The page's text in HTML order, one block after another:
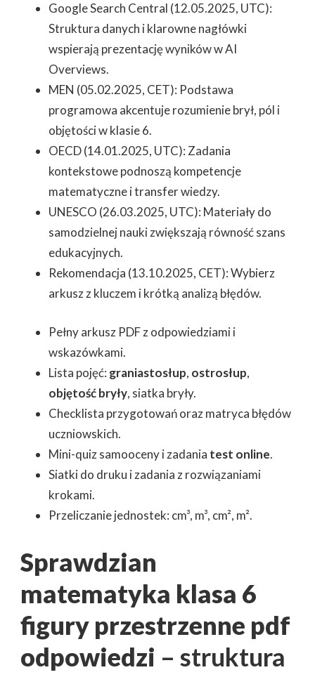
Google Search Central (12.05.2025, UTC):
Struktura danych i klarowne nagłówki
wspierają prezentację wyników w AI
Overviews.
MEN (05.02.2025, CET): Podstawa
programowa akcentuje rozumienie brył, pól i
objętości w klasie 6.
OECD (14.01.2025, UTC): Zadania
kontekstowe podnoszą kompetencje
matematyczne i transfer wiedzy.
UNESCO (26.03.2025, UTC): Materiały do
samodzielnej nauki zwiększają równość szans
edukacyjnych.
Rekomendacja (13.10.2025, CET): Wybierz
arkusz z kluczem i krótką analizą błędów.
Pełny arkusz PDF z odpowiedziami i
wskazówkami.
Lista pojęć: graniastosłup, ostrosłup,
objętość bryły, siatka bryły.
Checklista przygotowań oraz matryca błędów
uczniowskich.
Mini-quiz samooceny i zadania test online.
Siatki do druku i zadania z rozwiązaniami
krokami.
Przeliczanie jednostek: cm³, m³, cm², m².
Sprawdzian
matematyka klasa 6
figury przestrzenne pdf
odpowiedzi – struktura